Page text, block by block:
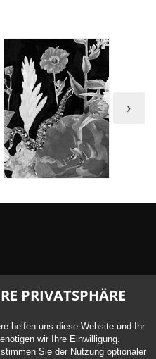
›
next project. Please do
PRIVATSPHÄRE
helfen uns diese Website und Ihr
wir Ihre Einwilligung.
Sie der Nutzung optionaler